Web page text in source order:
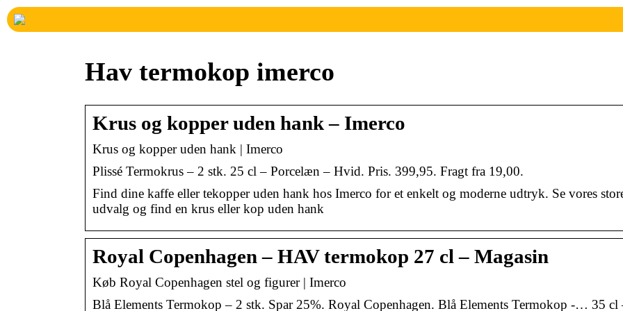
Hav termokop imerco
Krus og kopper uden hank – Imerco
Krus og kopper uden hank | Imerco
Plissé Termokrus – 2 stk. 25 cl – Porcelæn – Hvid. Pris. 399,95. Fragt fra 19,00.
Find dine kaffe eller tekopper uden hank hos Imerco for et enkelt og moderne udtryk. Se vores
udvalg og find en krus eller kop uden hank
Royal Copenhagen – HAV termokop 27 cl – Magasin
Køb Royal Copenhagen stel og figurer | Imerco
Blå Elements Termokop – 2 stk. Spar 25%. Royal Copenhagen. Blå Elements Termokop -… 35 cl